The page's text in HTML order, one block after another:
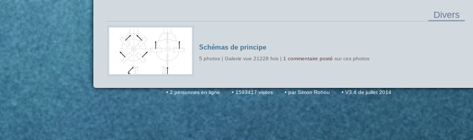
Divers
Schémas de principe
5 photos | Galerie vue 21228 fois | 1 commentaire posté sur ces photos
2 personnes en ligne 1593417 visites par Simon Rohou V3.4 de juillet 2014